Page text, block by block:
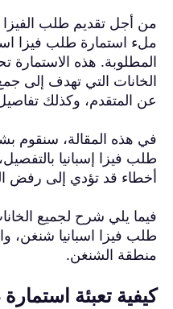
من أجل تقديم طلب
ملء استمارة طلب فيزا
المطلوبة. هذه
الخانات التي تهدف إلى
عن المتقدم، وكذلك
في هذه المقالة، سنقوم
طلب فيزا إسبانيا
أخطاء قد تؤدي إلى رفض
فيما يلي شرح لجميع
طلب فيزا اسبانيا شنغن،
منطقة الشنغن.
كيفية تعبئة